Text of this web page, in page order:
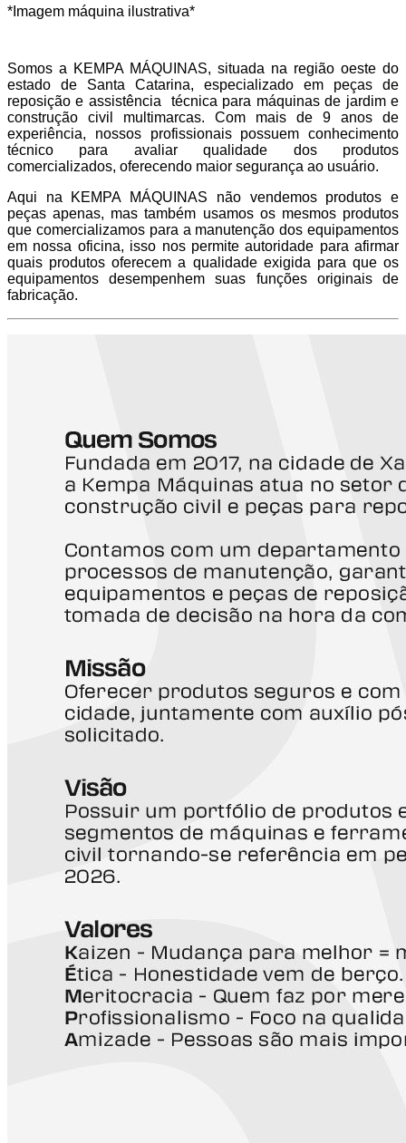
*Imagem máquina ilustrativa*
Somos a KEMPA MÁQUINAS, situada na região oeste do
estado de Santa Catarina, especializado em peças de
reposição e assistência técnica para máquinas de jardim e
construção civil multimarcas. Com mais de 9 anos de
experiência, nossos profissionais possuem conhecimento
técnico para avaliar qualidade dos produtos
comercializados, oferecendo maior segurança ao usuário.
Aqui na KEMPA MÁQUINAS não vendemos produtos e
peças apenas, mas também usamos os mesmos produtos
que comercializamos para a manutenção dos equipamentos
em nossa oficina, isso nos permite autoridade para afirmar
quais produtos oferecem a qualidade exigida para que os
equipamentos desempenhem suas funções originais de
fabricação.